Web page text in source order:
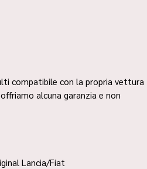
compatibile con la propria vettura
alcuna garanzia e non
Lancia/Fiat